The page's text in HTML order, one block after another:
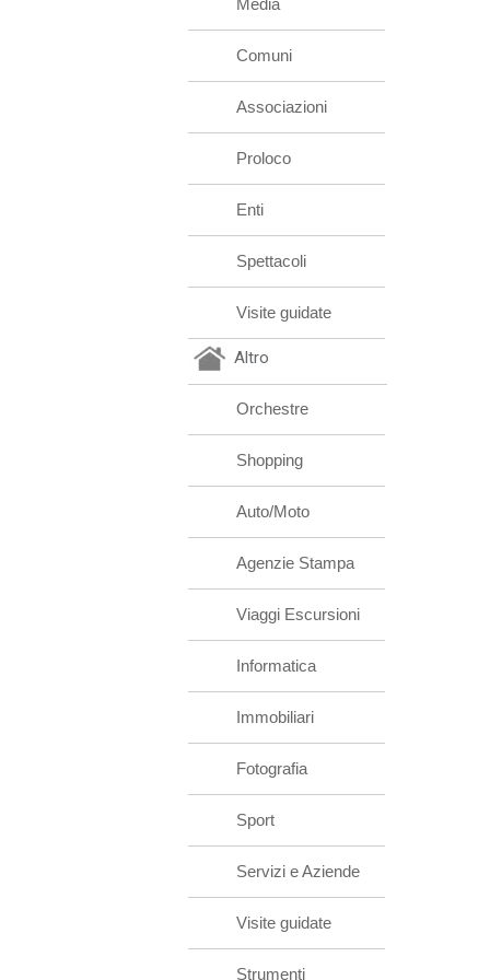
Media
Comuni
Associazioni
Proloco
Enti
Spettacoli
Visite guidate
Altro
Orchestre
Shopping
Auto/Moto
Agenzie Stampa
Viaggi Escursioni
Informatica
Immobiliari
Fotografia
Sport
Servizi e Aziende
Visite guidate
Strumenti